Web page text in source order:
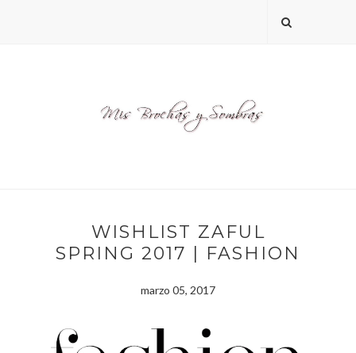
WISHLIST ZAFUL
SPRING 2017 | FASHION
marzo 05, 2017